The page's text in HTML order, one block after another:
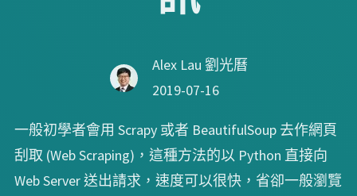
Alex Lau 劉光曆
2019-07-16
一般初學者會用 Scrapy 或者 BeautifulSoup 去作網頁
刮取 (Web Scraping)，這種方法的以 Python 直接向
Web Server 送出請求，速度可以很快，省卻一般瀏覽